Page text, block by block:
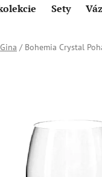
Sety
Gina / Bohemia Crystal